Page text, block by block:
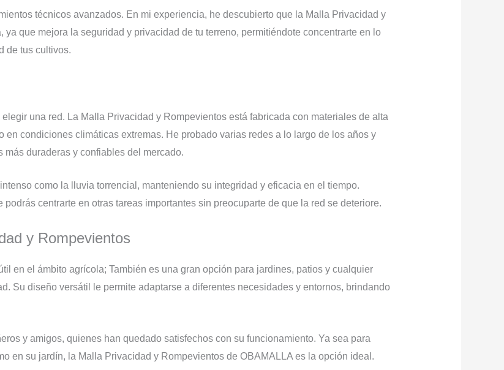
técnicos avanzados. En mi experiencia, he descubierto que la Malla Privacidad y
que mejora la seguridad y privacidad de tu terreno, permitiéndote concentrarte en lo
de tus cultivos.
una red. La Malla Privacidad y Rompevientos está fabricada con materiales de alta
condiciones climáticas extremas. He probado varias redes a lo largo de los años y
duraderas y confiables del mercado.
como la lluvia torrencial, manteniendo su integridad y eficacia en el tiempo.
centrarte en otras tareas importantes sin preocuparte de que la red se deteriore.
y Rompevientos
en el ámbito agrícola; También es una gran opción para jardines, patios y cualquier
Su diseño versátil le permite adaptarse a diferentes necesidades y entornos, brindando
y amigos, quienes han quedado satisfechos con su funcionamiento. Ya sea para
en su jardín, la Malla Privacidad y Rompevientos de OBAMALLA es la opción ideal.